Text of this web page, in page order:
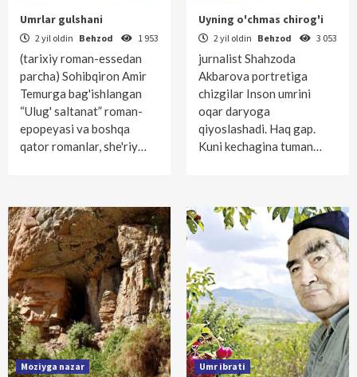
Umrlar gulshani
2 yil oldin Behzod 1 953
(tarixiy roman-essedan
parcha) Sohibqiron Amir
Temurga bag'ishlangan
“Ulug' saltanat” roman-
epopeyasi va boshqa
qator romanlar, she'riy…
Uyning o'chmas chirog'i
2 yil oldin Behzod 3 053
jurnalist Shahzoda
Akbarova portretiga
chizgilar Inson umrini
oqar daryoga
qiyoslashadi. Haq gap.
Kuni kechagina tuman…
Moziyga nazar Umr ibrati